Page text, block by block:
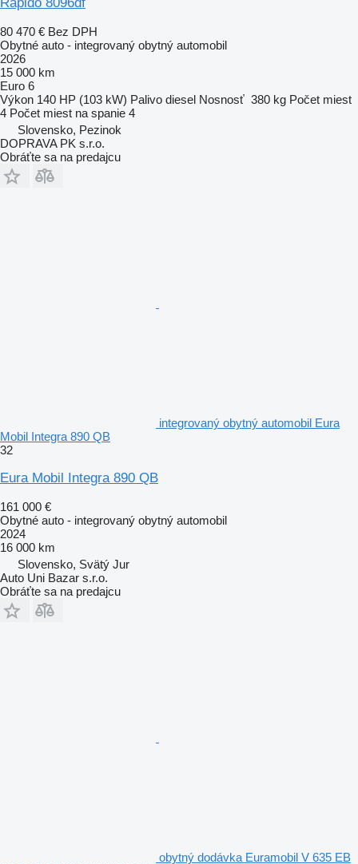
80 470 € Bez DPH
Obytné auto - integrovaný obytný automobil
2026
15 000 km
Euro 6
Výkon 140 HP (103 kW) Palivo diesel Nosnosť 380 kg Počet miest
4 Počet miest na spanie 4
Slovensko, Pezinok
DOPRAVA PK s.r.o.
Obráťte sa na predajcu
integrovaný obytný automobil Eura
Mobil Integra 890 QB
32
Eura Mobil Integra 890 QB
161 000 €
Obytné auto - integrovaný obytný automobil
2024
16 000 km
Slovensko, Svätý Jur
Auto Uni Bazar s.r.o.
Obráťte sa na predajcu
obytný dodávka Euramobil V 635 EB